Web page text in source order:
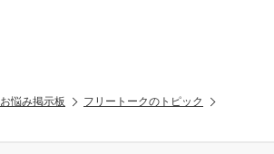
お悩み掲示板
フリートークのトピック